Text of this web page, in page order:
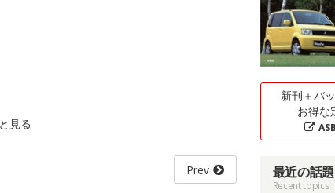
Prev
新刊＋バ
お得な
最近の話題
Recent topics